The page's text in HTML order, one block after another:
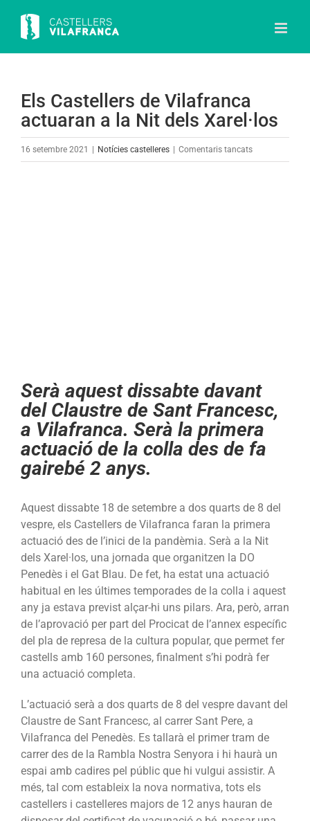
content
Els Castellers de Vilafranca
actuaran a la Nit dels Xarel·los
16 setembre 2021 Notícies castelleres Comentaris tancatsa
Serà aquest dissabte davant
del Claustre de Sant Francesc,
a Vilafranca. Serà la primera
actuació de la colla des de fa
gairebé 2 anys.
Aquest dissabte 18 de setembre a dos quarts de 8 del
vespre, els Castellers de Vilafranca faran la primera
actuació des de l’inici de la pandèmia. Serà a la Nit
dels Xarel·los, una jornada que organitzen la DO
Penedès i el Gat Blau. De fet, ha estat una actuació
habitual en les últimes temporades de la colla i aquest
any ja estava previst alçar-hi uns pilars. Ara, però, arran
de l’aprovació per part del Procicat de l’annex específic
del pla de represa de la cultura popular, que permet fer
castells amb 160 persones, finalment s’hi podrà fer
una actuació completa.
L’actuació serà a dos quarts de 8 del vespre davant del
Claustre de Sant Francesc, al carrer Sant Pere, a
Vilafranca del Penedès. Es tallarà el primer tram de
carrer des de la Rambla Nostra Senyora i hi haurà un
espai amb cadires pel públic que hi vulgui assistir. A
més, tal com estableix la nova normativa, tots els
castellers i castelleres majors de 12 anys hauran de